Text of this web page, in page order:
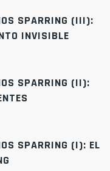
SPARRING (III):
INVISIBLE
SPARRING (II):
SPARRING (I): EL